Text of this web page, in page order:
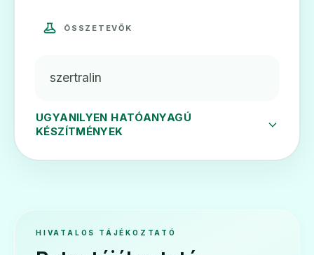
ÖSSZETEVŐK
szertralin
UGYANILYEN HATÓANYAGÚ
KÉSZÍTMÉNYEK
HIVATALOS TÁJÉKOZTATÓ